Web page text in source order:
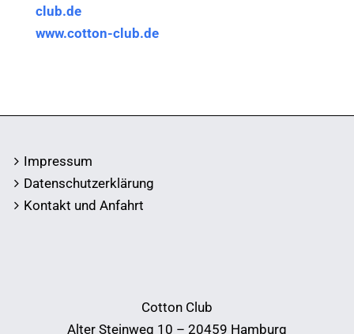
club.de
www.cotton-club.de
Impressum
Datenschutzerklärung
Kontakt und Anfahrt
Cotton Club
Alter Steinweg 10 – 20459 Hamburg